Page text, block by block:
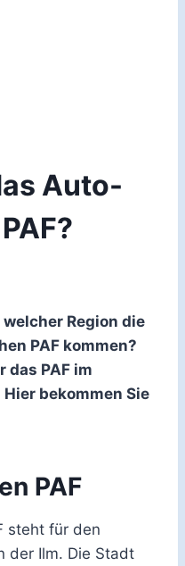
Auto-
Region die
PAF kommen?
das PAF im
bekommen Sie
PAF
steht für den
der Ilm. Die Stadt